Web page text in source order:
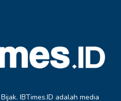
IBTimes.ID adalah media